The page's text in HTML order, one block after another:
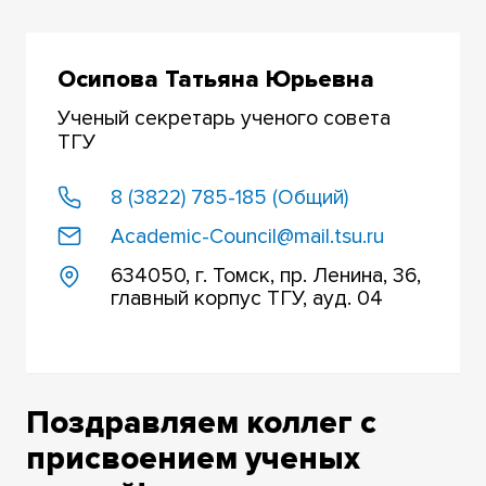
Осипова Татьяна Юрьевна
Ученый секретарь ученого совета
ТГУ
8 (3822) 785-185 (Общий)
Academic-Council@mail.tsu.ru
634050, г. Томск, пр. Ленина, 36,
главный корпус ТГУ, ауд. 04
Поздравляем коллег с
присвоением ученых